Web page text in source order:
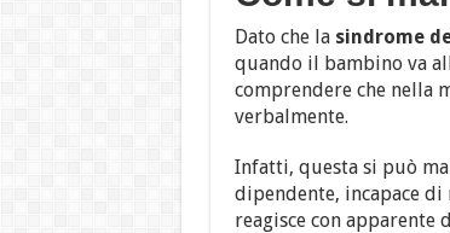
Dato che lasindrome
quando il bambino va
comprendere che nella
verbalmente.
Infatti, questa si può
dipendente, incapace
reagisce con apparente